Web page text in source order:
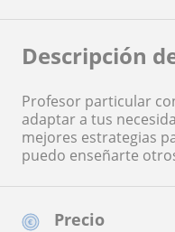
Precio
Descripción
Profesor particular
adaptar a tus
mejores estrategias
puedo enseñarte